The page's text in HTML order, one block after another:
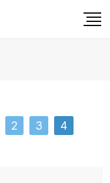
2 3 4